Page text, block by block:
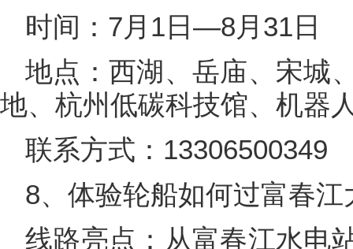
时间：7月1日—8月31日
地点：西湖、岳庙、宋城
地、杭州低碳科技馆、机器
联系方式：13306500349
8、体验轮船如何过富春江
线路亮点：从富春江水电